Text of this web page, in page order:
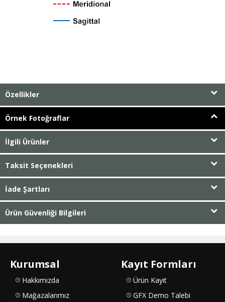
Özellikler
Örnek Fotoğraflar
İlgili Ürünler
Taksit Seçenekleri
İade Şartları
Ürün Güvenliği Bilgileri
Kurumsal
Hakkımızda
Mağazalarımız
Kayıt Formları
Ürün Kayıt
GFX Demo Talebi